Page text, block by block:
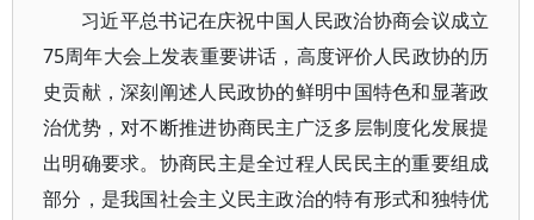
习近平总书记在庆祝中国人民政治协商会议成立
75周年大会上发表重要讲话，高度评价人民政协的历
史贡献，深刻阐述人民政协的鲜明中国特色和显著政
治优势，对不断推进协商民主广泛多层制度化发展提
出明确要求。协商民主是全过程人民民主的重要组成
部分，是我国社会主义民主政治的特有形式和独特优